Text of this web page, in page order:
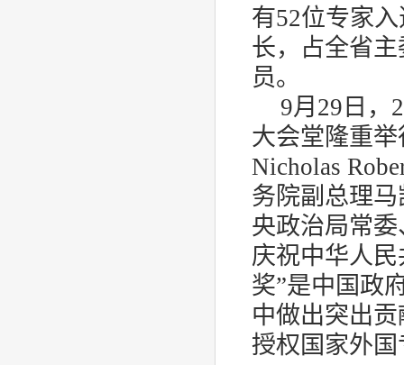
有52位专家
长，占全省
员。
9月 29 日，
大会堂隆重
Nicholas
务院副总理
央政治局常
庆祝中华人
奖”是中国政
中做出突出
授权国家外